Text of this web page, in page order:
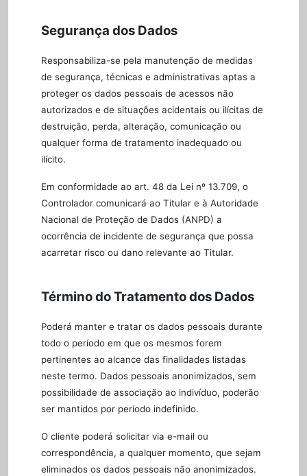
Segurança dos Dados
Responsabiliza-se pela manutenção de medidas
de segurança, técnicas e administrativas aptas a
proteger os dados pessoais de acessos não
autorizados e de situações acidentais ou ilícitas de
destruição, perda, alteração, comunicação ou
qualquer forma de tratamento inadequado ou
ilícito.
Em conformidade ao art. 48 da Lei nº 13.709, o
Controlador comunicará ao Titular e à Autoridade
Nacional de Proteção de Dados (ANPD) a
ocorrência de incidente de segurança que possa
acarretar risco ou dano relevante ao Titular.
Término do Tratamento dos Dados
Poderá manter e tratar os dados pessoais durante
todo o período em que os mesmos forem
pertinentes ao alcance das finalidades listadas
neste termo. Dados pessoais anonimizados, sem
possibilidade de associação ao indivíduo, poderão
ser mantidos por período indefinido.
O cliente poderá solicitar via e-mail ou
correspondência, a qualquer momento, que sejam
eliminados os dados pessoais não anonimizados.